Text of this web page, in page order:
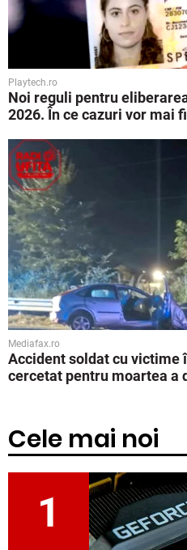
Playtech.ro
Noi reguli pentru
2026. În ce cazuri vor mai
Mediafax.ro
Accident soldat cu victime
cercetat pentru moartea a
Cele mai noi
1